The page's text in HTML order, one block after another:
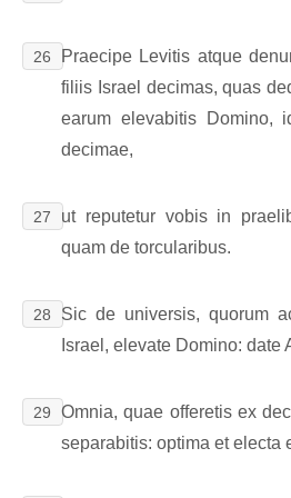
26
Praecipe Levitis atque
filiis Israel decimas, quas
earum elevabitis Domino,
decimae,
27
ut reputetur vobis in
quam de torcularibus.
28
Sic de universis, quorum
Israel, elevate Domino: date
29
Omnia, quae offeretis ex
separabitis: optima et electa